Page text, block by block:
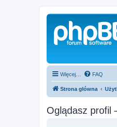
Więcej… FAQ
Strona główna
Oglądasz profil